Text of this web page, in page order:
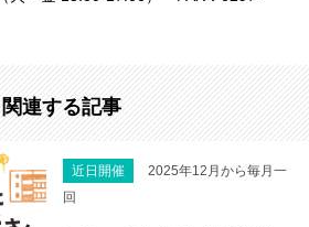
関連する記事
近日開催
2025年12月から毎月一
回